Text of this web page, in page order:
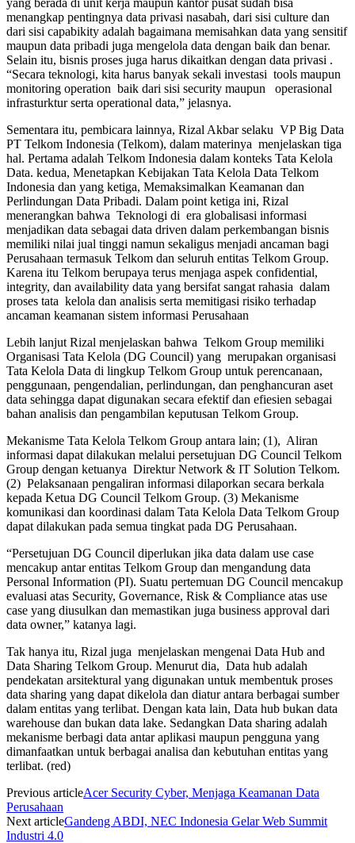
menangkap pentingnya data privasi nasabah, dari sisi culture dan
dari sisi capabikity adalah bagaimana memisahkan data yang sensitif
maupun data pribadi juga mengelola data dengan baik dan benar.
Selain itu, bisnis proses juga harus dikaitkan dengan data privasi .
“Secara teknologi, kita harus banyak sekali investasi tools maupun
monitoring operation baik dari sisi security maupun operasional
infrasturktur serta operational data,” jelasnya.
Sementara itu, pembicara lainnya, Rizal Akbar selaku VP Big Data
PT Telkom Indonesia (Telkom), dalam materinya menjelaskan tiga
hal. Pertama adalah Telkom Indonesia dalam konteks Tata Kelola
Data. kedua, Menetapkan Kebijakan Tata Kelola Data Telkom
Indonesia dan yang ketiga, Memaksimalkan Keamanan dan
Perlindungan Data Pribadi. Dalam point ketiga ini, Rizal
menerangkan bahwa Teknologi di era globalisasi informasi
menjadikan data sebagai data driven dalam perkembangan bisnis
memiliki nilai jual tinggi namun sekaligus menjadi ancaman bagi
Perusahaan termasuk Telkom dan seluruh entitas Telkom Group.
Karena itu Telkom berupaya terus menjaga aspek confidential,
integrity, dan availability data yang bersifat sangat rahasia dalam
proses tata kelola dan analisis serta memitigasi risiko terhadap
ancaman keamanan sistem informasi Perusahaan
Lebih lanjut Rizal menjelaskan bahwa Telkom Group memiliki
Organisasi Tata Kelola (DG Council) yang merupakan organisasi
Tata Kelola Data di lingkup Telkom Group untuk perencanaan,
penggunaan, pengendalian, perlindungan, dan penghancuran aset
data sehingga dapat digunakan secara efektif dan efiesien sebagai
bahan analisis dan pengambilan keputusan Telkom Group.
Mekanisme Tata Kelola Telkom Group antara lain; (1), Aliran
informasi dapat dilakukan melalui persetujuan DG Council Telkom
Group dengan ketuanya Direktur Network & IT Solution Telkom.
(2) Pelaksanaan pengaliran informasi dilaporkan secara berkala
kepada Ketua DG Council Telkom Group. (3) Mekanisme
komunikasi dan koordinasi dalam Tata Kelola Data Telkom Group
dapat dilakukan pada semua tingkat pada DG Perusahaan.
“Persetujuan DG Council diperlukan jika data dalam use case
mencakup antar entitas Telkom Group dan mengandung data
Personal Information (PI). Suatu pertemuan DG Council mencakup
evaluasi atas Security, Governance, Risk & Compliance atas use
case yang diusulkan dan memastikan juga business approval dari
data owner,” katanya lagi.
Tak hanya itu, Rizal juga menjelaskan mengenai Data Hub and
Data Sharing Telkom Group. Menurut dia, Data hub adalah
pendekatan arsitektural yang digunakan untuk membentuk proses
data sharing yang dapat dikelola dan diatur antara berbagai sumber
dalam entitas yang terlibat. Dengan kata lain, Data hub bukan data
warehouse dan bukan data lake. Sedangkan Data sharing adalah
mekanisme berbagi data antar aplikasi maupun pengguna yang
dimanfaatkan untuk berbagai analisa dan kebutuhan entitas yang
terlibat. (red)
Previous articleAcer Security Cyber, Menjaga Keamanan Data
Perusahaan
Next articleGandeng ABDI, NEC Indonesia Gelar Web Summit
Industri 4.0